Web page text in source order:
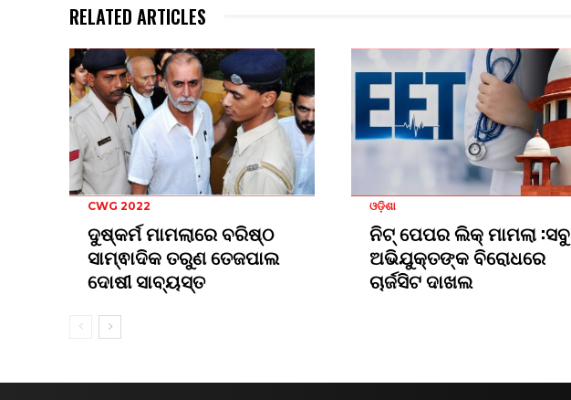
RELATED ARTICLES
CWG 2022
ଦୁଷ୍କର୍ମ ମାମଲାରେ ବରିଷ୍ଠ
ସାମ୍ଵାଦିକ ତରୁଣ ତେଜପାଲ
ଦୋଷୀ ସାବ୍ୟସ୍ତ
ଓଡ଼ିଶା
ନିଟ୍ ପେପର ଲିକ୍ ମାମଲା :ସବୁ
ଅଭିଯୁକ୍ତଙ୍କ ବିରୋଧରେ
ଚାର୍ଜସିଟ ଦାଖଲ